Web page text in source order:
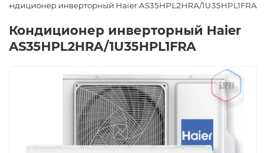
Кондиционер инверторный Haier AS35HPL2HRA/1U35HPL1FRA
Кондиционер инверторный Haier
AS35HPL2HRA/1U35HPL1FRA